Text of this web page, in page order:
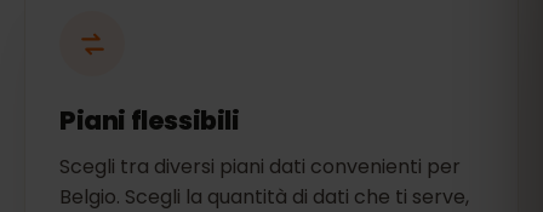
Piani flessibili
Scegli tra diversi piani dati convenienti per
Belgio. Scegli la quantità di dati che ti serve,